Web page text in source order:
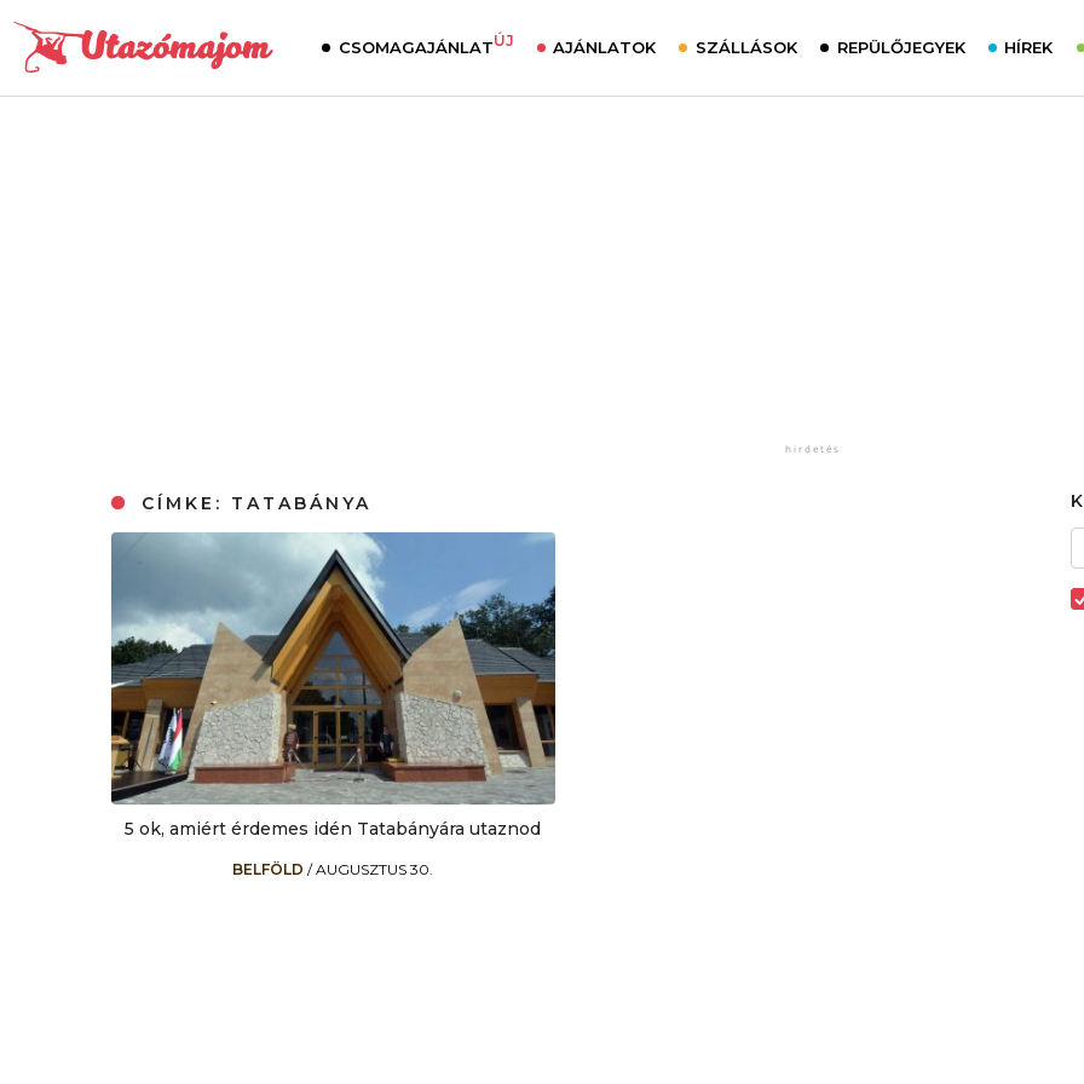
CSOMAGAJÁNLATÚJ AJÁNLATOK SZÁLLÁSOK REPÜLŐJEGYEK HÍREK
CÍMKE: TATABÁNYA
5 ok, amiért érdemes idén Tatabányára utaznod
BELFÖLD/AUGUSZTUS 30.